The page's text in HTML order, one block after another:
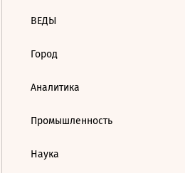
ВЕДЫ
Город
Аналитика
Промышленность
Наука